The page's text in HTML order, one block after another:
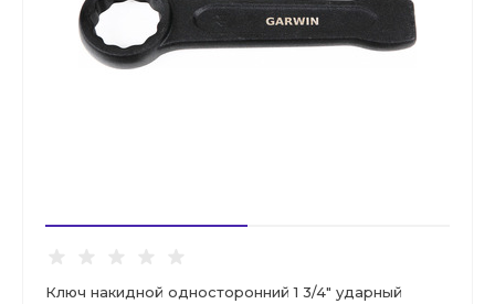
Ключ накидной односторонний 1 3/4" ударный